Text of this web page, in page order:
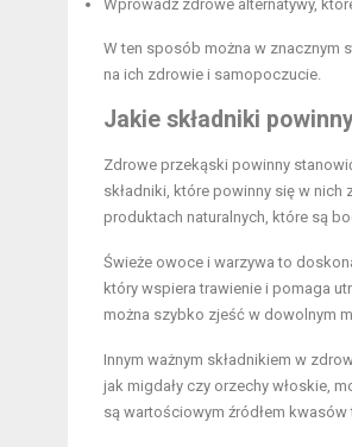
Wprowadź zdrowe alternatywy,
W ten sposób można w znacznym
na ich zdrowie i samopoczucie.
Jakie składniki
Zdrowe przekąski powinny
składniki, które powinny się w nich
produktach naturalnych, które są
Świeże owoce i warzywa to
który wspiera trawienie i pomaga
można szybko zjeść w dowolnym
Innym ważnym składnikiem w
jak migdały czy orzechy włoskie,
są wartościowym źródłem